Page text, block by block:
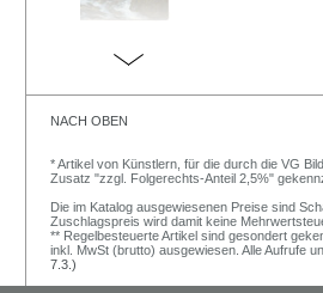
NACH OBEN
* Artikel von Künstlern, für die durch die VG
Zusatz "zzgl. Folgerechts-Anteil 2,5%"
Die im Katalog ausgewiesenen Preise sind
Zuschlagspreis wird damit keine
** Regelbesteuerte Artikel sind gesondert
inkl. MwSt (brutto) ausgewiesen. Alle Aufrufe
7.3.)